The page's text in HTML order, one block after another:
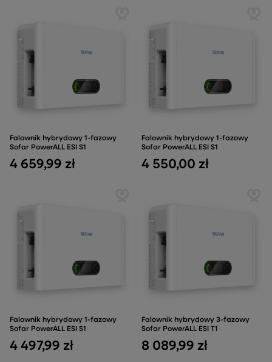
Falownik hybrydowy 1-fazowy
Sofar PowerALL ESI S1
4 659,99 zł
Falownik hybrydowy 1-fazowy
Sofar PowerALL ESI S1
4 550,00 zł
Falownik hybrydowy 1-fazowy
Sofar PowerALL ESI S1
4 497,99 zł
Falownik hybrydowy 3-fazowy
Sofar PowerALL ESI T1
8 089,99 zł